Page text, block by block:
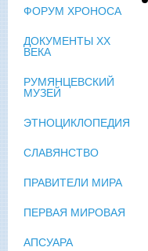
ФОРУМ ХРОНОСА
ДОКУМЕНТЫ XX
ВЕКА
РУМЯНЦЕВСКИЙ
МУЗЕЙ
ЭТНОЦИКЛОПЕДИЯ
СЛАВЯНСТВО
ПРАВИТЕЛИ МИРА
ПЕРВАЯ МИРОВАЯ
АПСУАРА